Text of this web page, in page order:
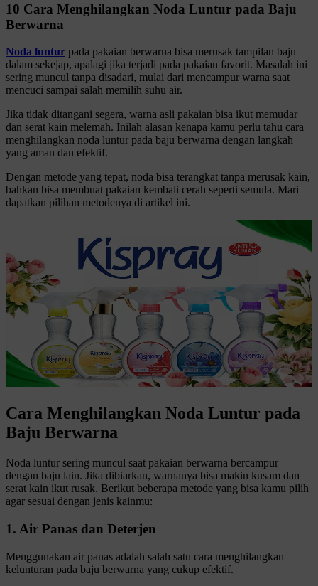
10 Cara Menghilangkan Noda Luntur pada Baju
Berwarna
Noda luntur pada pakaian berwarna bisa merusak tampilan baju
dalam sekejap, apalagi jika terjadi pada pakaian favorit. Masalah ini
sering muncul tanpa disadari, mulai dari mencampur warna saat
mencuci sampai salah memilih suhu air.
Jika tidak ditangani segera, warna asli pakaian bisa ikut memudar
dan serat kain melemah. Inilah alasan kenapa kamu perlu tahu cara
menghilangkan noda luntur pada baju berwarna dengan langkah
yang aman dan efektif.
Dengan metode yang tepat, noda bisa terangkat tanpa merusak kain,
bahkan bisa membuat pakaian kembali cerah seperti semula. Mari
dapatkan pilihan metodenya di artikel ini.
Cara Menghilangkan Noda Luntur pada
Baju Berwarna
Noda luntur sering muncul saat pakaian berwarna bercampur
dengan baju lain. Jika dibiarkan, warnanya bisa makin kusam dan
serat kain ikut rusak. Berikut beberapa metode yang bisa kamu pilih
agar sesuai dengan jenis kainmu:
1. Air Panas dan Deterjen
Menggunakan air panas adalah salah satu cara menghilangkan
kelunturan pada baju berwarna yang cukup efektif.